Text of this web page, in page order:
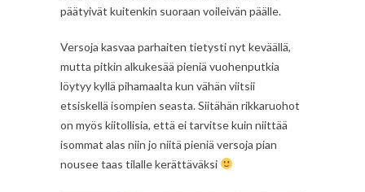
päätyivät kuitenkin suoraan voileivän päälle.
Versoja kasvaa parhaiten tietysti nyt keväällä,
mutta pitkin alkukesää pieniä vuohenputkia
löytyy kyllä pihamaalta kun vähän viitsii
etsiskellä isompien seasta. Siitähän rikkaruohot
on myös kiitollisia, että ei tarvitse kuin niittää
isommat alas niin jo niitä pieniä versoja pian
nousee taas tilalle kerättäväksi